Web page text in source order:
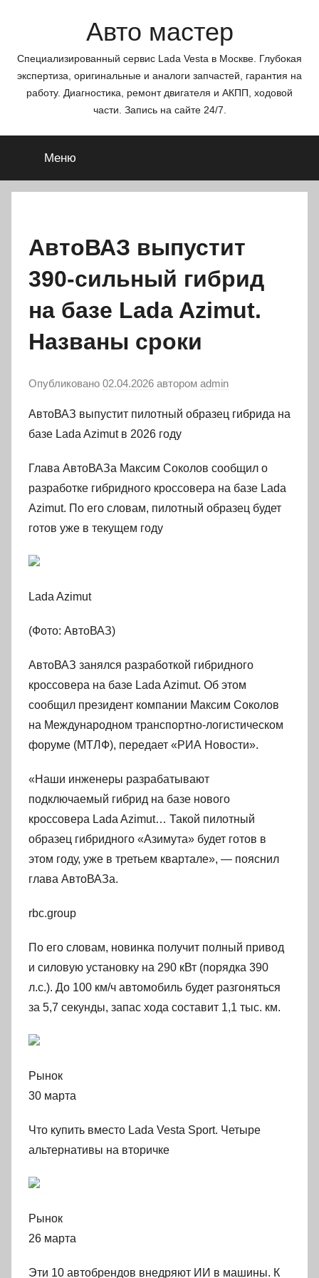
Авто мастер
Специализированный сервис Lada Vesta в Москве. Глубокая
экспертиза, оригинальные и аналоги запчастей, гарантия на
работу. Диагностика, ремонт двигателя и АКПП, ходовой
части. Запись на сайте 24/7.
Меню
АвтоВАЗ выпустит
390-сильный гибрид
на базе Lada Azimut.
Названы сроки
Опубликовано 02.04.2026 автором admin
АвтоВАЗ выпустит пилотный образец гибрида на
базе Lada Azimut в 2026 году
Глава АвтоВАЗа Максим Соколов сообщил о
разработке гибридного кроссовера на базе Lada
Azimut. По его словам, пилотный образец будет
готов уже в текущем году
Lada Azimut
(Фото: АвтоВАЗ)
АвтоВАЗ занялся разработкой гибридного
кроссовера на базе Lada Azimut. Об этом
сообщил президент компании Максим Соколов
на Международном транспортно-логистическом
форуме (МТЛФ), передает «РИА Новости».
«Наши инженеры разрабатывают
подключаемый гибрид на базе нового
кроссовера Lada Azimut… Такой пилотный
образец гибридного «Азимута» будет готов в
этом году, уже в третьем квартале», — пояснил
глава АвтоВАЗа.
rbc.group
По его словам, новинка получит полный привод
и силовую установку на 290 кВт (порядка 390
л.с.). До 100 км/ч автомобиль будет разгоняться
за 5,7 секунды, запас хода составит 1,1 тыс. км.
Рынок
30 марта
Что купить вместо Lada Vesta Sport. Четыре
альтернативы на вторичке
Рынок
26 марта
Эти 10 автобрендов внедряют ИИ в машины. К